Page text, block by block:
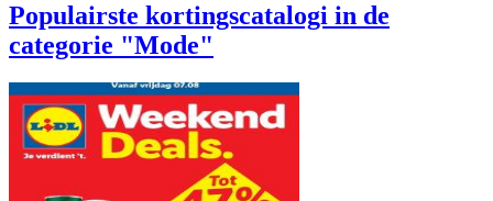
Populairste kortingscatalogi in de
categorie "Mode"